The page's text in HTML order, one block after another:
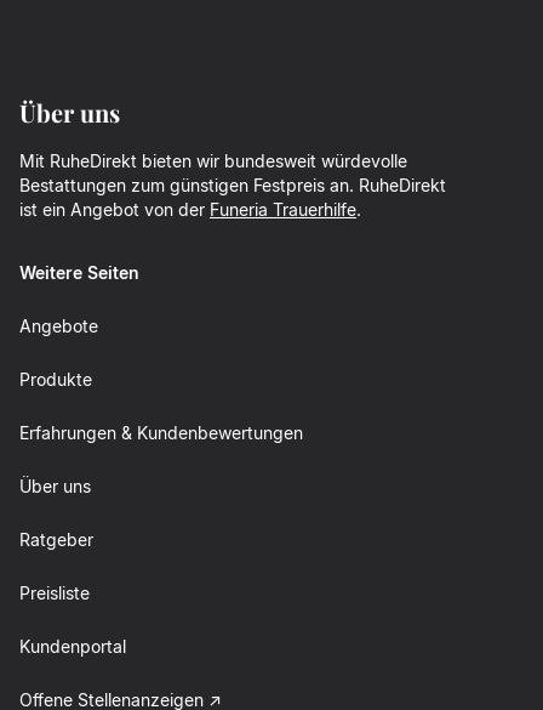
Über uns
Mit RuheDirekt bieten wir bundesweit würdevolle
Bestattungen zum günstigen Festpreis an. RuheDirekt
ist ein Angebot von der Funeria Trauerhilfe.
Weitere Seiten
Angebote
Produkte
Erfahrungen & Kundenbewertungen
Über uns
Ratgeber
Preisliste
Kundenportal
Offene Stellenanzeigen